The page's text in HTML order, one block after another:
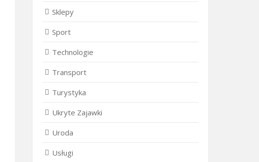
Sklepy
Sport
Technologie
Transport
Turystyka
Ukryte Zajawki
Uroda
Usługi